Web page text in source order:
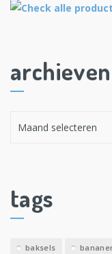
archieven
e
v
tags
baksels